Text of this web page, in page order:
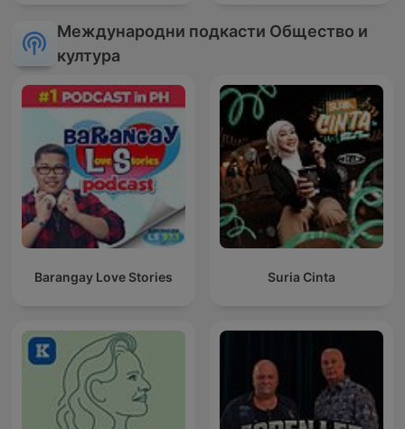
Международни подкасти Общество и
култура
Barangay Love Stories Suria Cinta